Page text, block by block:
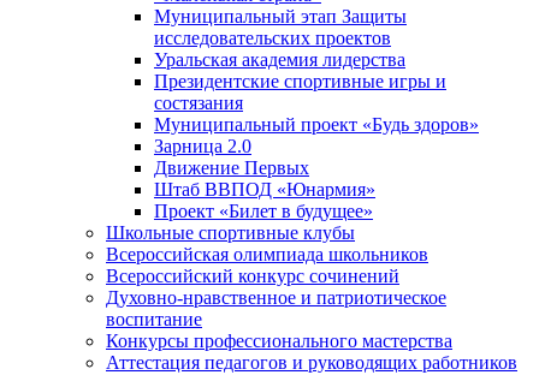
Муниципальный этап Защиты
исследовательских проектов
Уральская академия лидерства
Президентские спортивные игры и
состязания
Муниципальный проект «Будь здоров»
Зарница 2.0
Движение Первых
Штаб ВВПОД «Юнармия»
Проект «Билет в будущее»
Школьные спортивные клубы
Всероссийская олимпиада школьников
Всероссийский конкурс сочинений
Духовно-нравственное и патриотическое
воспитание
Конкурсы профессионального мастерства
Аттестация педагогов и руководящих работников